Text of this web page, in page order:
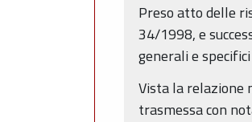
Preso atto delle
34/1998, e
generali e
Vista la relazione
trasmessa con